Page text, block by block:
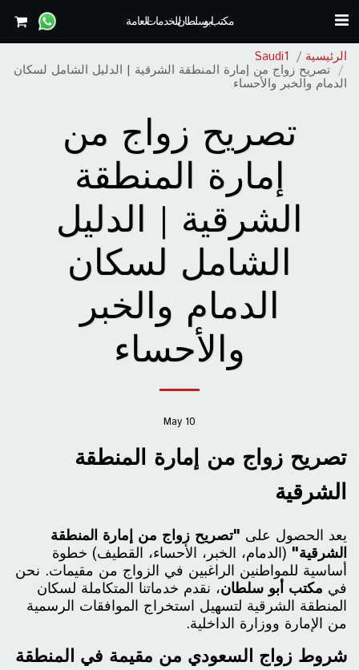
مكتب ابو سلطان للخدمات العامة
الرئيسية
Saudi1
تصريح زواج من إمارة المنطقة الشرقية | الدليل الشامل لسكان
الدمام والخبر والأحساء
تصريح زواج من
إمارة المنطقة
الشرقية | الدليل
الشامل لسكان
الدمام والخبر
والأحساء
10
May
تصريح زواج من إمارة المنطقة
الشرقية
يعد الحصول على "تصريح زواج من إمارة المنطقة
الشرقية" (الدمام، الخبر، الأحساء، القطيف) خطوة
أساسية للمواطنين الراغبين في الزواج من مقيمات. نحن
في مكتب أبو سلطان، نقدم خدماتنا المتكاملة لسكان
المنطقة الشرقية لتسهيل استخراج الموافقات الرسمية
من الإمارة ووزارة الداخلية.
شروط زواج السعودي من مقيمة في المنطقة